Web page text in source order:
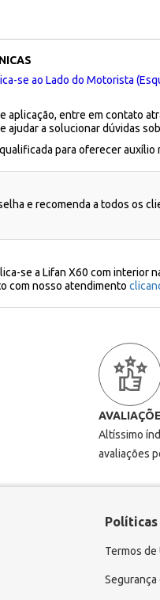
se ao Lado do Motorista
aplicação, entre em contato
ajudar a solucionar dúvidas
para oferecer
e recomenda a todos os
se a Lifan X60 com interior
com nosso atendimento
Altíssimo
avaliações
Políticas
Termos de
Segurança